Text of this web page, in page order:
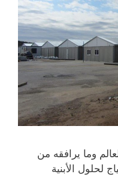
وما يرافقه من
لحلول الأبنية